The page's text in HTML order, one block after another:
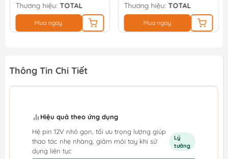
Thương hiệu:TOTAL
Mua ngay
Thương hiệu:TOTAL
Mua ngay
Thông Tin Chi Tiết
Hiệu quả theo ứng dụng
Hệ pin 12V nhỏ gọn, tối ưu trọng lượng giúp
thao tác nhẹ nhàng, giảm mỏi tay khi sử
dụng liên tục
Lý
tưởng